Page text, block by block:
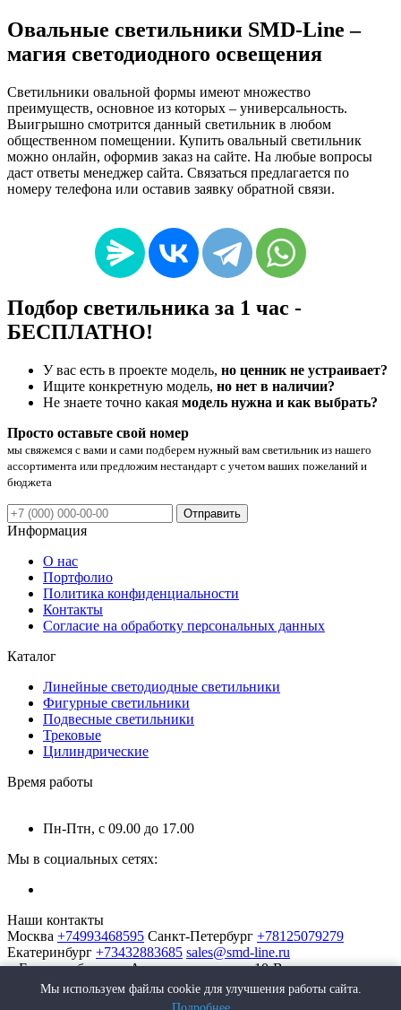
Овальные светильники SMD-Line –
магия светодиодного освещения
Светильники овальной формы имеют множество
преимуществ, основное из которых – универсальность.
Выигрышно смотрится данный светильник в любом
общественном помещении. Купить овальный светильник
можно онлайн, оформив заказ на сайте. На любые вопросы
даст ответы менеджер сайта. Связаться предлагается по
номеру телефона или оставив заявку обратной связи.
Подбор светильника за 1 час -
БЕСПЛАТНО!
У вас есть в проекте модель, но ценник не устраивает?
Ищите конкретную модель, но нет в наличии?
Не знаете точно какая модель нужна и как выбрать?
Просто оставьте свой номер
мы свяжемся с вами и сами подберем нужный вам светильник из нашего
ассортимента или предложим нестандарт с учетом ваших пожеланий и
бюджета
Отправить
Информация
О нас
Портфолио
Политика конфиденциальности
Контакты
Согласие на обработку персональных данных
Каталог
Линейные светодиодные светильники
Фигурные светильники
Подвесные светильники
Трековые
Цилиндрические
Время работы
Пн-Птн, с 09.00 до 17.00
Мы в социальных сетях:
Наши контакты
Москва +74993468595 Санкт-Петербург +78125079279
Екатеринбург +73432883685 sales@smd-line.ru
г. Екатеринбург, ул. Автомагистральная 10-В
Мы используем файлы cookie для улучшения работы сайта.